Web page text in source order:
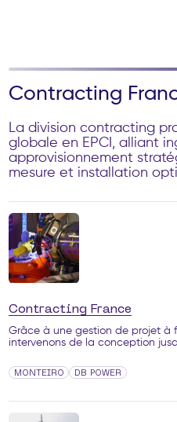
Contracting
La division contracting
globale en EPCI, alliant
approvisionnement
mesure et installation
Contracting France
Grâce à une gestion de projet à
intervenons de la conception
MONTEIRO DB POWER